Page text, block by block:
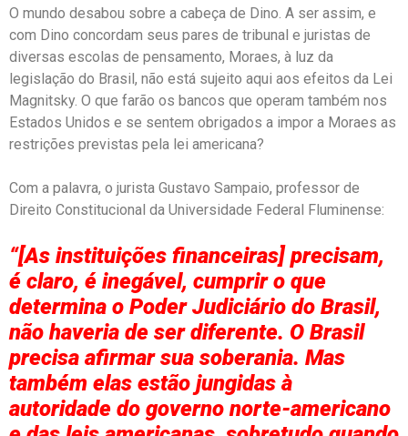
O mundo desabou sobre a cabeça de Dino. A ser assim, e
com Dino concordam seus pares de tribunal e juristas de
diversas escolas de pensamento, Moraes, à luz da
legislação do Brasil, não está sujeito aqui aos efeitos da Lei
Magnitsky. O que farão os bancos que operam também nos
Estados Unidos e se sentem obrigados a impor a Moraes as
restrições previstas pela lei americana?
Com a palavra, o jurista Gustavo Sampaio, professor de
Direito Constitucional da Universidade Federal Fluminense:
“[As instituições financeiras] precisam,
é claro, é inegável, cumprir o que
determina o Poder Judiciário do Brasil,
não haveria de ser diferente. O Brasil
precisa afirmar sua soberania. Mas
também elas estão jungidas à
autoridade do governo norte-americano